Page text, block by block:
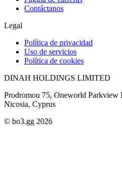
Contáctanos
Legal
Política de privacidad
Uso de servicios
Política de cookies
DINAH HOLDINGS LIMITED
Prodromou 75, Oneworld Parkview
Nicosia, Cyprus
© bo3.gg 2026